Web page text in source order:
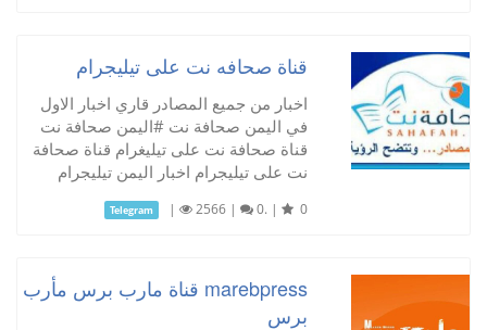
قناة صحافه نت على تيليجرام
اخبار من جميع المصادر قاري اخبار الاول
في اليمن صحافة نت #اليمن صحافة نت
قناة صحافة نت على تيليغرام قناة صحافة
نت على تيليجرام اخبار اليمن تيليجرام
Telegram | 2566 | 0. | 0
marebpress قناة مارب برس مأرب
برس